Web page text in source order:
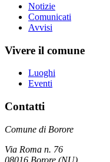
Notizie
Comunicati
Avvisi
Vivere il comune
Luoghi
Eventi
Contatti
Comune di Borore
Via Roma n. 76
08016 Borore (NU)